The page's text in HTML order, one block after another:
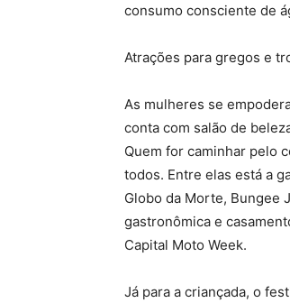
consumo consciente de
Atrações para gregos e
As mulheres se
conta com salão de
Quem for caminhar pelo
todos. Entre elas está a
Globo da Morte, Bungee
gastronômica e
Capital Moto Week.
Já para a criançada, o